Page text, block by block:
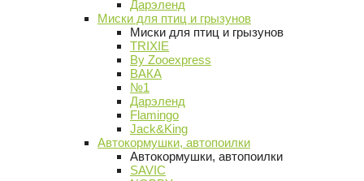
Дарэленд
Миски для птиц и грызунов
Миски для птиц и грызунов
TRIXIE
By Zooexpress
ВАКА
№1
Дарэленд
Flamingo
Jack&King
Автокормушки, автопоилки
Автокормушки, автопоилки
SAVIC